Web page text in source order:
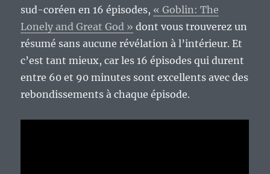
sud-coréen en 16 épisodes, « Goblin: The
Lonely and Great God » dont vous trouverez un
résumé sans aucune révélation à l’intérieur. Et
c’est tant mieux, car les 16 épisodes qui durent
entre 60 et 90 minutes sont excellents avec des
rebondissements à chaque épisode.